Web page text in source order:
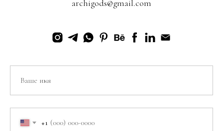
archigods@gmail.com
+1